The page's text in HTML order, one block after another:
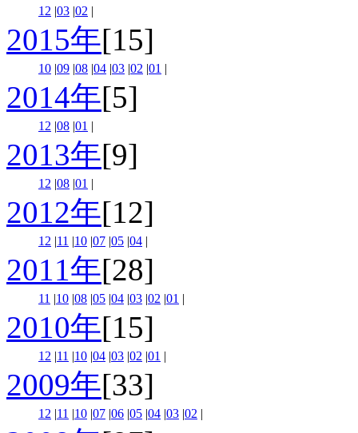
12 |03 |02 |
2015年[15]
10 |09 |08 |04 |03 |02 |01 |
2014年[5]
12 |08 |01 |
2013年[9]
12 |08 |01 |
2012年[12]
12 |11 |10 |07 |05 |04 |
2011年[28]
11 |10 |08 |05 |04 |03 |02 |01 |
2010年[15]
12 |11 |10 |04 |03 |02 |01 |
2009年[33]
12 |11 |10 |07 |06 |05 |04 |03 |02 |